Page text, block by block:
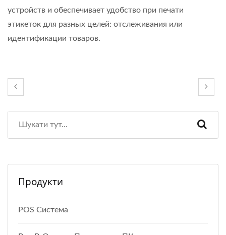
устройств и обеспечивает удобство при печати
этикеток для разных целей: отслеживания или
идентификации товаров.
Продукти
POS Система